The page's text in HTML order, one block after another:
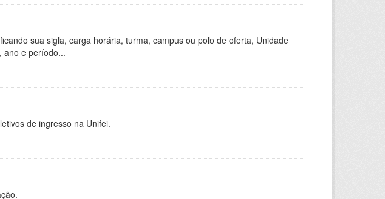
sua sigla, carga horária, turma, campus ou polo de oferta, Unidade
ano e período...
de ingresso na Unifei.